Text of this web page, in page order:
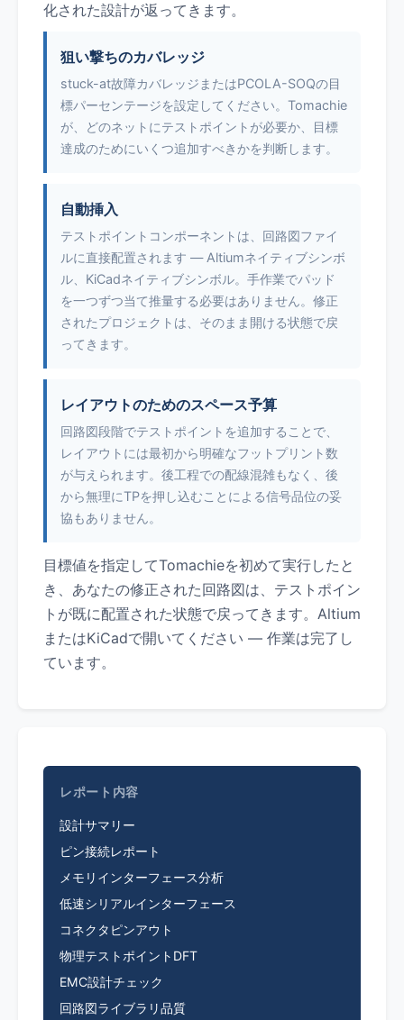
化された設計が返ってきます。
狙い撃ちのカバレッジ
stuck-at故障カバレッジまたはPCOLA-SOQの目
標パーセンテージを設定してください。Tomachie
が、どのネットにテストポイントが必要か、目標
達成のためにいくつ追加すべきかを判断します。
自動挿入
テストポイントコンポーネントは、回路図ファイ
ルに直接配置されます — Altiumネイティブシンボ
ル、KiCadネイティブシンボル。手作業でパッド
を一つずつ当て推量する必要はありません。修正
されたプロジェクトは、そのまま開ける状態で戻
ってきます。
レイアウトのためのスペース予算
回路図段階でテストポイントを追加することで、
レイアウトには最初から明確なフットプリント数
が与えられます。後工程での配線混雑もなく、後
から無理にTPを押し込むことによる信号品位の妥
協もありません。
目標値を指定してTomachieを初めて実行したと
き、あなたの修正された回路図は、テストポイン
トが既に配置された状態で戻ってきます。Altium
またはKiCadで開いてください — 作業は完了し
ています。
レポート内容
設計サマリー
ピン接続レポート
メモリインターフェース分析
低速シリアルインターフェース
コネクタピンアウト
物理テストポイントDFT
EMC設計チェック
回路図ライブラリ品質